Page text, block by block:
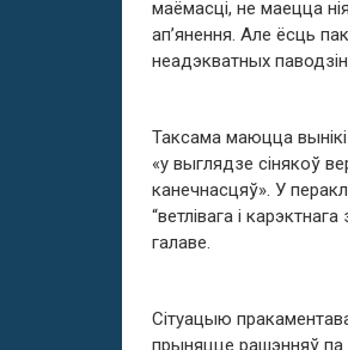
маёмасці, не маецца
ап’янення. Але ёсць
неадэкватных
Таксама маюцца
«у выглядзе сінякоў
канечнасцяў». У
“ветлівага і
галаве.
Сітуацыю
прыняцце рашэнняў па